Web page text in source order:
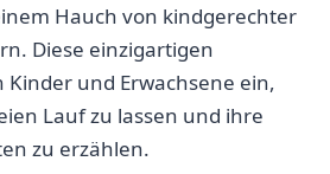
Hauch von kindgerechter
Diese einzigartigen‍
Kinder ‌und‍ Erwachsene ein,
Lauf zu ‌lassen und ⁣ihre
zu ‌erzählen.